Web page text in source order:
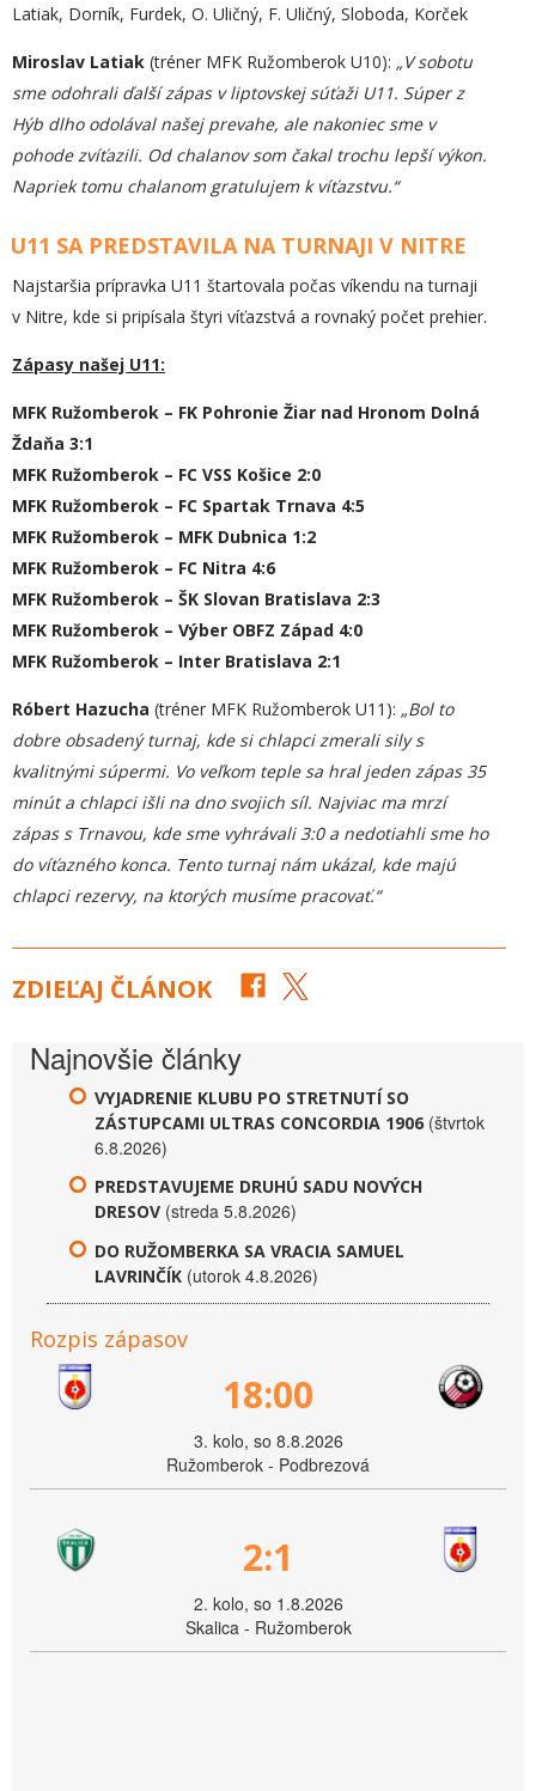
Latiak, Dorník, Furdek, O. Uličný, F. Uličný, Sloboda, Korček
Miroslav Latiak (tréner MFK Ružomberok U10): „V sobotu
sme odohrali ďalší zápas v liptovskej súťaži U11. Súper z
Hýb dlho odolával našej prevahe, ale nakoniec sme v
pohode zvíťazili. Od chalanov som čakal trochu lepší výkon.
Napriek tomu chalanom gratulujem k víťazstvu.“
U11 SA PREDSTAVILA NA TURNAJI V NITRE
Najstaršia prípravka U11 štartovala počas víkendu na turnaji
v Nitre, kde si pripísala štyri víťazstvá a rovnaký počet prehier.
Zápasy našej U11:
MFK Ružomberok – FK Pohronie Žiar nad Hronom Dolná
Ždaňa 3:1
MFK Ružomberok – FC VSS Košice 2:0
MFK Ružomberok – FC Spartak Trnava 4:5
MFK Ružomberok – MFK Dubnica 1:2
MFK Ružomberok – FC Nitra 4:6
MFK Ružomberok – ŠK Slovan Bratislava 2:3
MFK Ružomberok – Výber OBFZ Západ 4:0
MFK Ružomberok – Inter Bratislava 2:1
Róbert Hazucha (tréner MFK Ružomberok U11): „Bol to
dobre obsadený turnaj, kde si chlapci zmerali sily s
kvalitnými súpermi. Vo veľkom teple sa hral jeden zápas 35
minút a chlapci išli na dno svojich síl. Najviac ma mrzí
zápas s Trnavou, kde sme vyhrávali 3:0 a nedotiahli sme ho
do víťazného konca. Tento turnaj nám ukázal, kde majú
chlapci rezervy, na ktorých musíme pracovať.“
ZDIEĽAJ ČLÁNOK
Najnovšie články
VYJADRENIE KLUBU PO STRETNUTÍ SO
ZÁSTUPCAMI ULTRAS CONCORDIA 1906 (štvrtok
6.8.2026)
PREDSTAVUJEME DRUHÚ SADU NOVÝCH
DRESOV (streda 5.8.2026)
DO RUŽOMBERKA SA VRACIA SAMUEL
LAVRINČÍK (utorok 4.8.2026)
Rozpis zápasov
18:00
3. kolo, so 8.8.2026
Ružomberok - Podbrezová
2:1
2. kolo, so 1.8.2026
Skalica - Ružomberok